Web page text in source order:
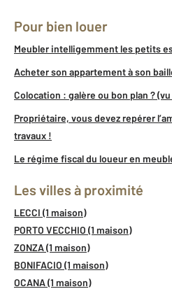
Pour bien louer
Meubler intelligemment les petits
Acheter son appartement à son
Colocation : galère ou bon plan ?
Propriétaire, vous devez repérer
travaux !
Le régime fiscal du loueur en
Les villes à proximité
LECCI (1 maison)
PORTO VECCHIO (1 maison)
ZONZA (1 maison)
BONIFACIO (1 maison)
OCANA (1 maison)